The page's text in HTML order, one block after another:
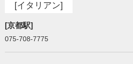
[イタリアン]
[京都駅]
075-708-7775